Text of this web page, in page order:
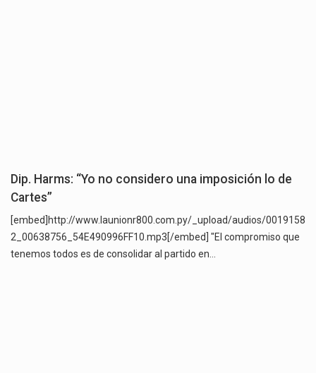
Dip. Harms: “Yo no considero una imposición lo de
Cartes”
[embed]http://www.launionr800.com.py/_upload/audios/0019158
2_00638756_54E490996FF10.mp3[/embed] "El compromiso que
tenemos todos es de consolidar al partido en…